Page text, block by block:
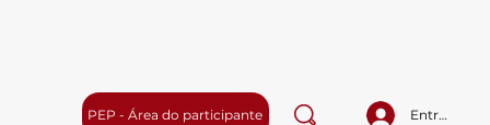
Entrar
PEP - Área do participante